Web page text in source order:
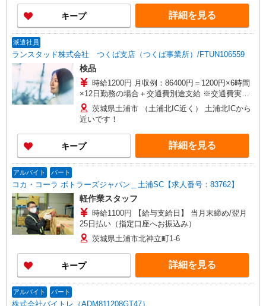
キープ 詳細を見る
派遣社員
ランスタッド株式会社 つくば支店（つくば事業所）/FTUN106559
検品
時給1200円 月収例：86400円＝1200円×6時間
×12日勤務の場合＋交通費別途支給 ※交通費実費
支給／当社規定あり。上限4万円/月※規定あり
茨城県土浦市 （土浦北IC近く） 土浦北ICから
近いです！
キープ 詳細を見る
アルバイト パート
コカ・コーラ ボトラーズジャパン＿土浦SC【求人番号：83762】
軽作業スタッフ
時給1100円 【給与支給日】 当月末締め/翌月
25日払い（指定口座へお振込み）
茨城県土浦市北神立町1-6
キープ 詳細を見る
アルバイト パート
株式会社バイトレ（ADM811208GT47）